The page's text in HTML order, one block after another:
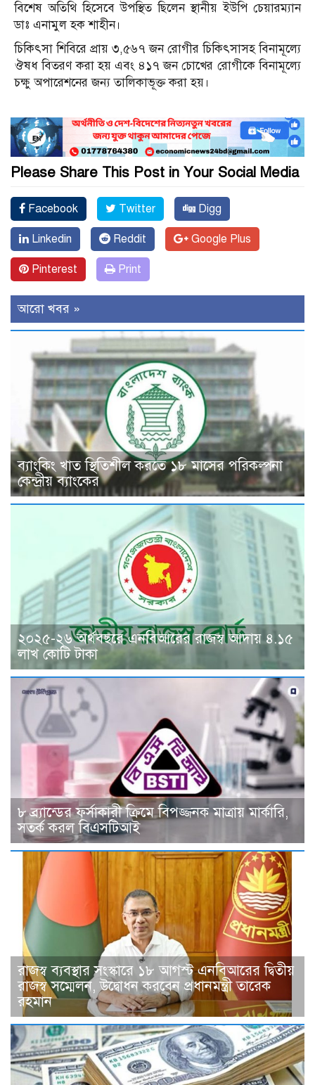
বিশেষ অতিথি হিসেবে উপস্থিত ছিলেন স্থানীয় ইউপি চেয়ারম্যান
ডাঃ এনামুল হক শাহীন।
চিকিৎসা শিবিরে প্রায় ৩,৫৬৭ জন রোগীর চিকিৎসাসহ বিনামূল্যে
ঔষধ বিতরণ করা হয় এবং ৪১৭ জন চোখের রোগীকে বিনামূল্যে
চক্ষু অপারেশনের জন্য তালিকাভূক্ত করা হয়।
Please Share This Post in Your Social Media
Facebook Twitter Digg
Linkedin Reddit Google Plus
Pinterest Print
আরো খবর »
ব্যাংকিং খাত স্থিতিশীল করতে ১৮ মাসের পরিকল্পনা
কেন্দ্রীয় ব্যাংকের
২০২৫-২৬ অর্থবছরে এনবিআরের রাজস্ব আদায় ৪.১৫
লাখ কোটি টাকা
৮ ব্র্যান্ডের ফর্সাকারী ক্রিমে বিপজ্জনক মাত্রায় মার্কারি,
সতর্ক করল বিএসটিআই
রাজস্ব ব্যবস্থার সংস্কারে ১৮ আগস্ট এনবিআরের দ্বিতীয়
রাজস্ব সম্মেলন, উদ্বোধন করবেন প্রধানমন্ত্রী তারেক
রহমান